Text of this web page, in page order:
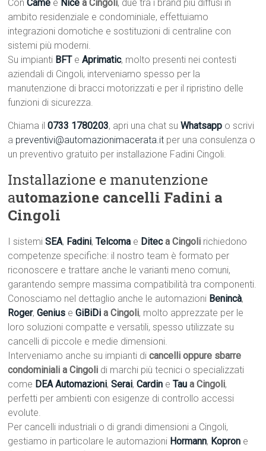
ConCame e Nice a Cingoli, due tra i brand più diffusi in
ambito residenziale e condominiale, effettuiamo
integrazioni domotiche e sostituzioni di centraline con
sistemi più moderni.
Su impianti BFT eAprimatic, molto presenti nei contesti
aziendali di Cingoli, interveniamo spesso per la
manutenzione di bracci motorizzati e per il ripristino delle
funzioni di sicurezza.
Chiama il0733 1780203, apri una chat suWhatsapp o scrivi
a preventivi@automazionimacerata.it per una consulenza o
un preventivo gratuito per installazione Fadini Cingoli.
Installazione e manutenzione
automazione cancelli Fadini a
Cingoli
I sistemiSEA, Fadini,Telcoma e Diteca Cingoli richiedono
competenze specifiche: il nostro team è formato per
riconoscere e trattare anche le varianti meno comuni,
garantendo sempre massima compatibilità tra componenti.
Conosciamo nel dettaglio anche le automazioni Benincà,
Roger,Genius eGiBiDi a Cingoli, molto apprezzate per le
loro soluzioni compatte e versatili, spesso utilizzate su
cancelli di piccole e medie dimensioni.
Interveniamo anche su impianti dicancelli oppure sbarre
condominiali a Cingoli di marchi più tecnici o specializzati
come DEA Automazioni,Serai,Cardin eTau a Cingoli,
perfetti per ambienti con esigenze di controllo accessi
evolute.
Per cancelli industriali o di grandi dimensioni a Cingoli,
gestiamo in particolare le automazioni Hormann, Kopron e